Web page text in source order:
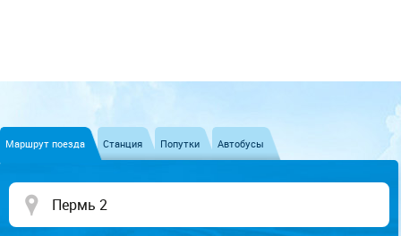
Маршрут поезда Станция Попутки Автобусы